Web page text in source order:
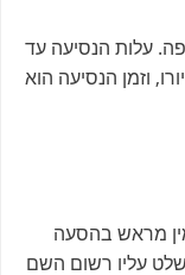
עלות הנסיעה עד
לכיכר רומא (Plaza de Roma) היא 70-80 יורו, וזמן הנסיעה הוא
מראש בהסעה
עליו רשום השם